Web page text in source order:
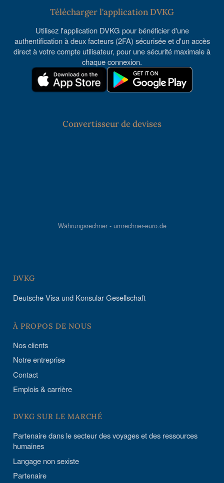
Télécharger l'application DVKG
Utilisez l'application DVKG pour bénéficier d'une
authentification à deux facteurs (2FA) sécurisée et d'un accès
direct à votre compte utilisateur, pour une sécurité maximale à
chaque connexion.
Convertisseur de devises
Währungsrechner - umrechner-euro.de
DVKG
Deutsche Visa und Konsular Gesellschaft
À PROPOS DE NOUS
Nos clients
Notre entreprise
Contact
Emplois & carrière
DVKG SUR LE MARCHÉ
Partenaire dans le secteur des voyages et des ressources
humaines
Langage non sexiste
Partenaire